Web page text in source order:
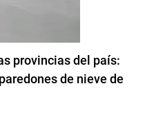
provincias del país:
de nieve de